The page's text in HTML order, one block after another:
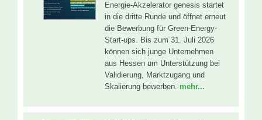
Energie-Akzelerator genesis startet
in die dritte Runde und öffnet erneut
die Bewerbung für Green-Energy-
Start-ups. Bis zum 31. Juli 2026
können sich junge Unternehmen
aus Hessen um Unterstützung bei
Validierung, Marktzugang und
Skalierung bewerben. mehr...